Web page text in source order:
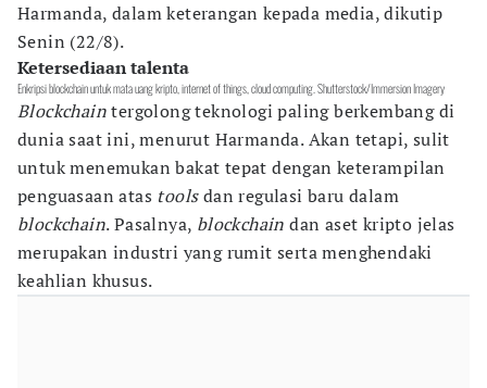
Harmanda, dalam keterangan kepada media, dikutip
Senin (22/8).
Ketersediaan talenta
Enkripsi blockchain untuk mata uang kripto, internet of things, cloud computing. Shutterstock/Immersion Imagery
Blockchaintergolong teknologi paling berkembang di
dunia saat ini, menurut Harmanda. Akan tetapi, sulit
untuk menemukan bakat tepat dengan keterampilan
penguasaan atas toolsdan regulasi baru dalam
blockchain. Pasalnya, blockchaindan aset kripto jelas
merupakan industri yang rumit serta menghendaki
keahlian khusus.